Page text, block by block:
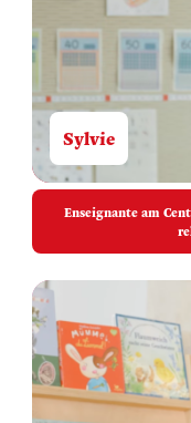
Sylvie
Enseignante am